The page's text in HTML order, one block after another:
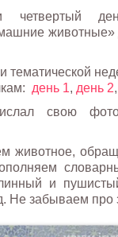
животные»
тематической
день 1, день 2,
свою
животное,
и
Не забываем про